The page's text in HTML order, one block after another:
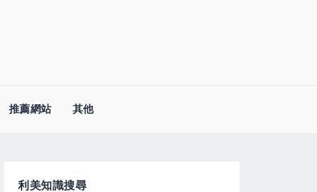
推薦網站 其他
利美知識搜尋